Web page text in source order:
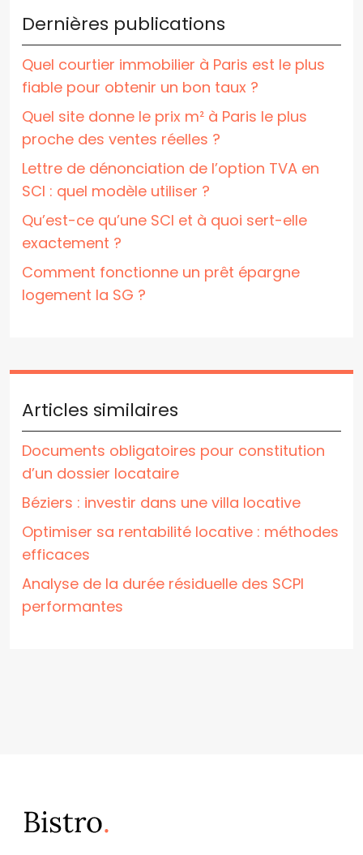
Dernières publications
Quel courtier immobilier à Paris est le plus
fiable pour obtenir un bon taux ?
Quel site donne le prix m² à Paris le plus
proche des ventes réelles ?
Lettre de dénonciation de l’option TVA en
SCI : quel modèle utiliser ?
Qu’est-ce qu’une SCI et à quoi sert-elle
exactement ?
Comment fonctionne un prêt épargne
logement la SG ?
Articles similaires
Documents obligatoires pour constitution
d’un dossier locataire
Béziers : investir dans une villa locative
Optimiser sa rentabilité locative : méthodes
efficaces
Analyse de la durée résiduelle des SCPI
performantes